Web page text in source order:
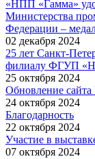
«НПП «Гамма»
Министерства
Федерации –
02 декабря 2024
25 лет Санкт-
филиалу ФГУП
25 октября 2024
Обновление сайта
24 октября 2024
Благодарность
22 октября 2024
Участие в
07 октября 2024